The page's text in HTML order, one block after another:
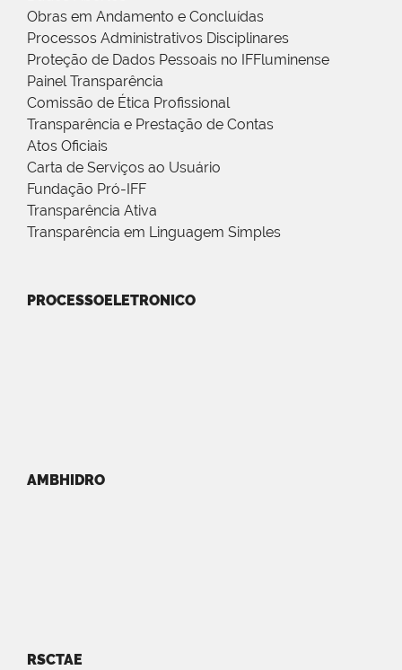
Obras em Andamento e Concluídas
Processos Administrativos Disciplinares
Proteção de Dados Pessoais no IFFluminense
Painel Transparência
Comissão de Ética Profissional
Transparência e Prestação de Contas
Atos Oficiais
Carta de Serviços ao Usuário
Fundação Pró-IFF
Transparência Ativa
Transparência em Linguagem Simples
PROCESSOELETRONICO
AMBHIDRO
RSCTAE